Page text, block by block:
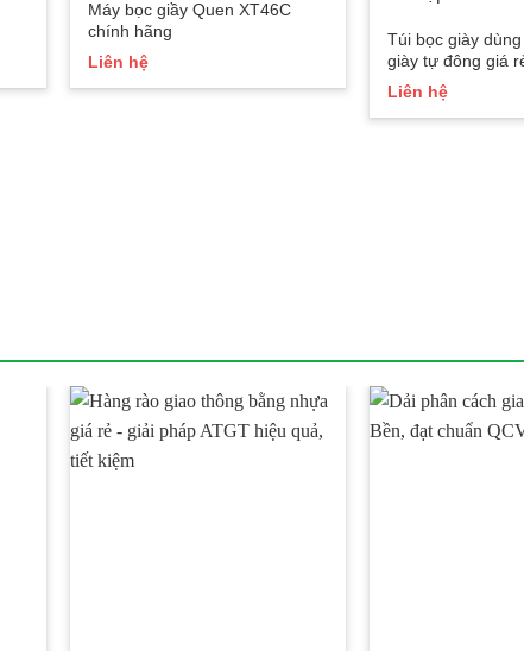
Máy bọc giầy Quen XT46C
chính hãng
Liên hệ
Túi bọc giày
giày tự đông giá
110k/hộp
Liên hệ